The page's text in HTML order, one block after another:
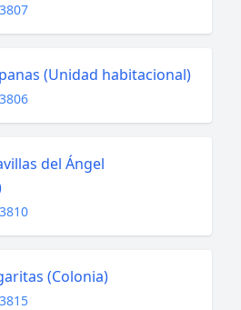
(Unidad habitacional)
del Ángel
(Colonia)